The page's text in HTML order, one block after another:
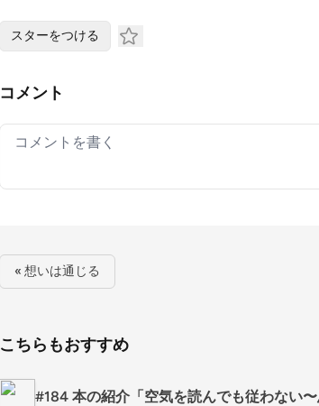
スターをつける
コメント
Your comment
« 想いは通じる
こちらもおすすめ
#184 本の紹介「空気を読んでも従わない〜